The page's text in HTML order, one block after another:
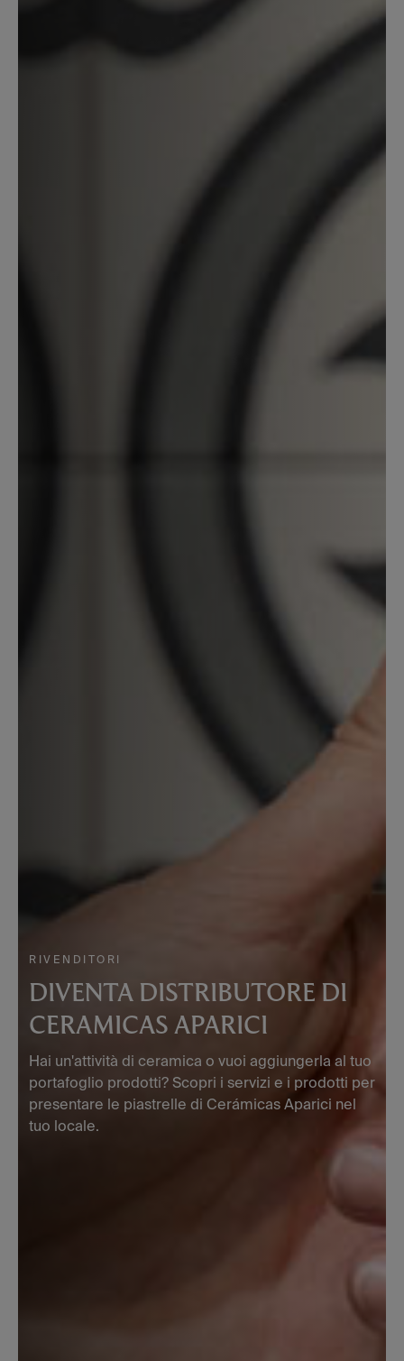
RIVENDITORI
DIVENTA DISTRIBUTORE DI
CERAMICAS APARICI
Hai un'attività di ceramica o vuoi aggiungerla al tuo
portafoglio prodotti? Scopri i servizi e i prodotti per
presentare le piastrelle di Cerámicas Aparici nel
tuo locale.